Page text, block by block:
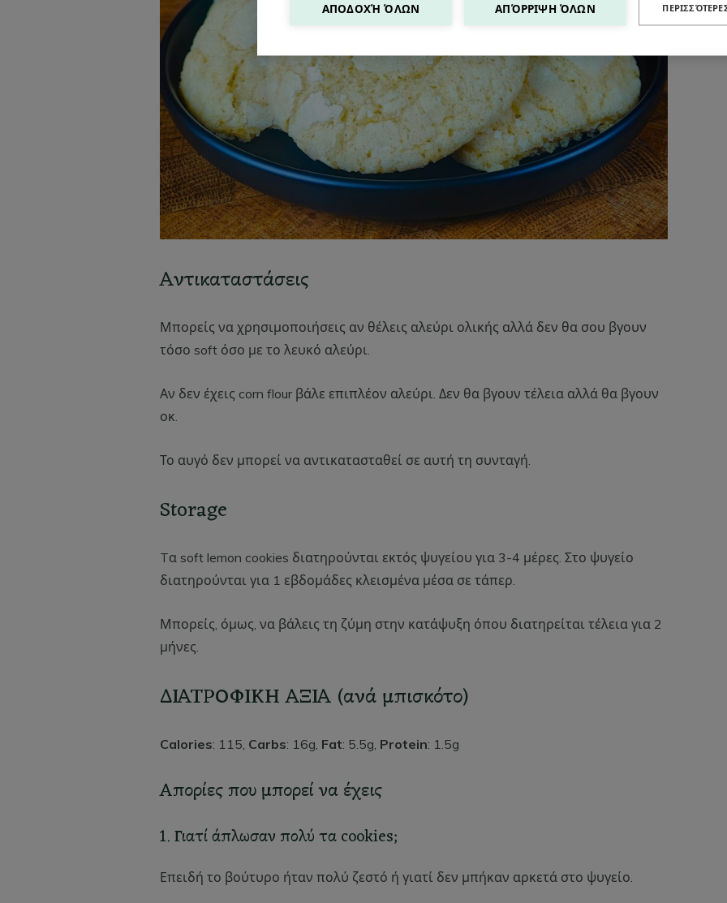
Αντικαταστάσεις
Μπορείς να χρησιμοποιήσεις αν θέλεις αλεύρι ολικής αλλά δεν θα σου βγουν
τόσο soft όσο με το λευκό αλεύρι.
Αν δεν έχεις corn flour βάλε επιπλέον αλεύρι. Δεν θα βγουν τέλεια αλλά θα βγουν
οκ.
Το αυγό δεν μπορεί να αντικατασταθεί σε αυτή τη συνταγή.
Storage
Tα soft lemon cookies διατηρούνται εκτός ψυγείου για 3-4 μέρες. Στο ψυγείο
διατηρούνται για 1 εβδομάδες κλεισμένα μέσα σε τάπερ.
Μπορείς, όμως, να βάλεις τη ζύμη στην κατάψυξη όπου διατηρείται τέλεια για 2
μήνες.
ΔΙΑΤΡΟΦΙΚΗ ΑΞΙΑ (ανά μπισκότο)
Calories: 115, Carbs: 16g, Fat: 5.5g, Protein: 1.5g
Απορίες που μπορεί να έχεις
1. Γιατί άπλωσαν πολύ τα cookies;
Επειδή το βούτυρο ήταν πολύ ζεστό ή γιατί δεν μπήκαν αρκετά στο ψυγείο.
ΑΠΟΔΟΧΉ ΌΛΩΝ ΑΠΌΡΡΙΨΗ ΌΛΩΝ